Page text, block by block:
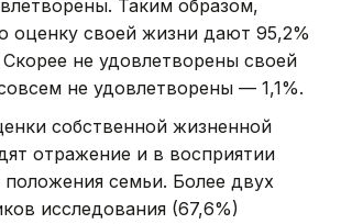
Таким образом,
оценку своей жизни дают 95,2%
не удовлетворены своей
не удовлетворены — 1,1%.
собственной жизненной
отражение и в восприятии
положения семьи. Более двух
исследования (67,6%)